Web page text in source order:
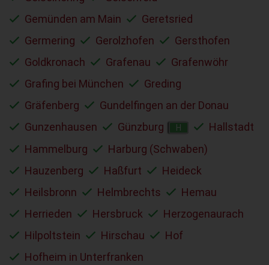
Gemünden am Main
Geretsried
Germering
Gerolzhofen
Gersthofen
Goldkronach
Grafenau
Grafenwöhr
Grafing bei München
Greding
Gräfenberg
Gundelfingen an der Donau
Gunzenhausen
Günzburg H
Hallstadt
Hammelburg
Harburg (Schwaben)
Hauzenberg
Haßfurt
Heideck
Heilsbronn
Helmbrechts
Hemau
Herrieden
Hersbruck
Herzogenaurach
Hilpoltstein
Hirschau
Hof
Hofheim in Unterfranken